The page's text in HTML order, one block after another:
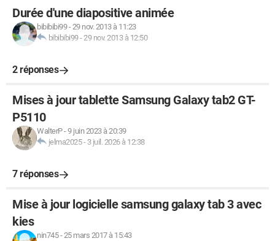
Durée d'une diapositive animée
bibibibi99-29 nov. 2013 à 11:23
bibibibi99-29 nov. 2013 à 12:50
2 réponses
Mises à jour tablette Samsung Galaxy tab2 GT-
P5110
WalterP-9 juin 2023 à 20:39
jelma2025- 3 juil. 2026 à 12:38
7 réponses
Mise à jour logicielle samsung galaxy tab 3 avec
kies
nin745-25 mars 2017 à 15:43